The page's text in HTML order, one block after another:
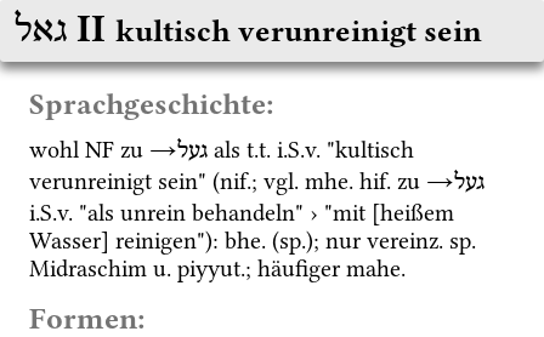
גאל ‎ II kultisch verunreinigt sein
Sprachgeschichte:
wohl NF zu →געל als t.t. i.S.v. "kultisch
verunreinigt sein" (nif.; vgl. mhe. hif. zu →געל
i.S.v. "als unrein behandeln" › "mit [heißem
Wasser] reinigen"): bhe. (sp.); nur vereinz. sp.
Midraschim u. piyyut.; häufiger mahe.
Formen: